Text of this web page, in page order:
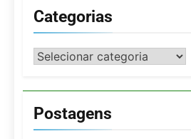
Categorias
Categorias
Postagens